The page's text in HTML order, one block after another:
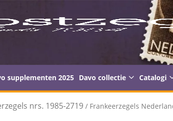
supplementen 2025 Davo collectie Catalogi
nrs. 1985-2719 / Frankeerzegels